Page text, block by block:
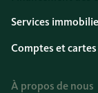
Services
Comptes et cartes
À propos de nous